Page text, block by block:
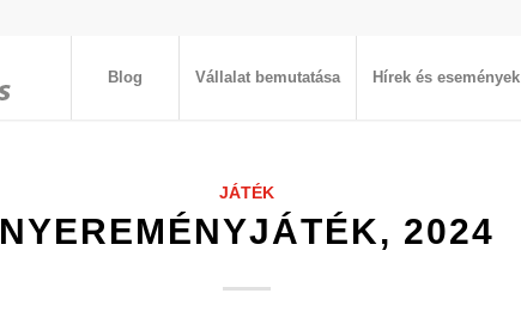
Blog Vállalat bemutatása Hírek és események
JÁTÉK
NYEREMÉNYJÁTÉK, 2024